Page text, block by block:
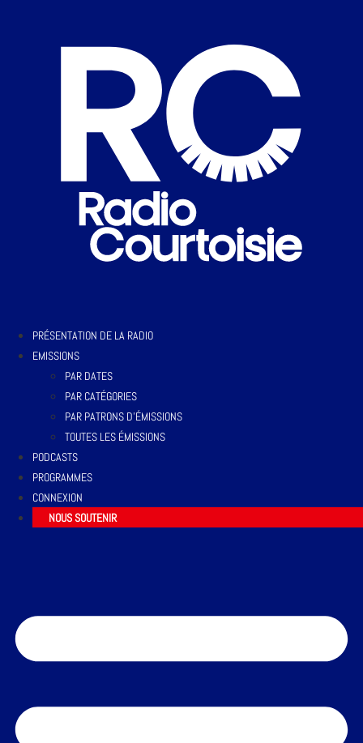
PRÉSENTATION DE LA RADIO
EMISSIONS
PAR DATES
PAR CATÉGORIES
PAR PATRONS D’ÉMISSIONS
TOUTES LES ÉMISSIONS
PODCASTS
PROGRAMMES
CONNEXION
NOUS SOUTENIR